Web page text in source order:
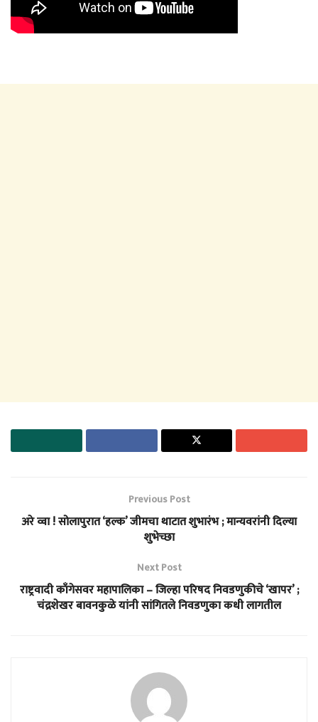
Previous Post
अरे व्वा ! सोलापुरात ‘हल्क’ जीमचा थाटात शुभारंभ ; मान्यवरांनी दिल्या
शुभेच्छा
Next Post
राष्ट्रवादी काँगेसवर महापालिका – जिल्हा परिषद निवडणुकीचे ‘खापर’ ;
चंद्रशेखर बावनकुळे यांनी सांगितले निवडणुका कधी लागतील